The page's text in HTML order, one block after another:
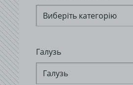
Виберіть категорію
Галузь
Галузь